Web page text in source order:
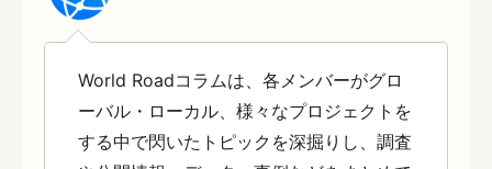
World Roadコラムは、各メンバーがグロ
ーバル・ローカル、様々なプロジェクトを
する中で閃いたトピックを深掘りし、調査